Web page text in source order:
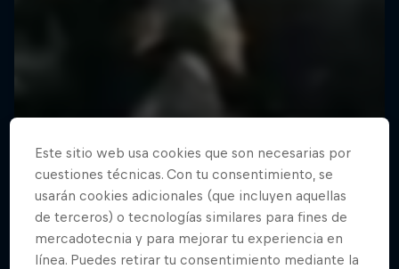
Este sitio web usa cookies que son necesarias por
cuestiones técnicas. Con tu consentimiento, se
usarán cookies adicionales (que incluyen aquellas
de terceros) o tecnologías similares para fines de
mercadotecnia y para mejorar tu experiencia en
línea. Puedes retirar tu consentimiento mediante la